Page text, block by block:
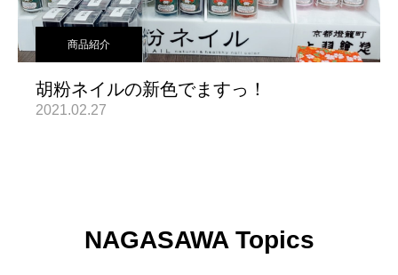
商品紹介
胡粉ネイルの新色でますっ！
2021.02.27
NAGASAWA Topics